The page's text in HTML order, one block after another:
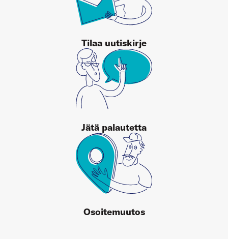
Tilaa uutiskirje
Jätä palautetta
Osoitemuutos